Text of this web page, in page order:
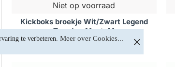
te verbeteren. Meer over Cookies...
Niet op voorraad
Kickboks broekje Wit/Zwart Legend
Trendy - Maat: M